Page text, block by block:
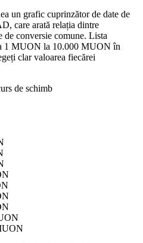
un grafic cuprinzător de date de
care arată relația dintre
de conversie comune. Lista
1 MUON la 10.000 MUON în
clar valoarea fiecărei
de schimb